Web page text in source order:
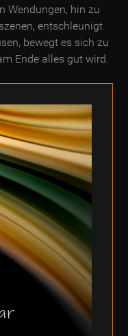
Wendungen, hin zu
entschleunigt
bewegt es sich zu
Ende alles gut wird.